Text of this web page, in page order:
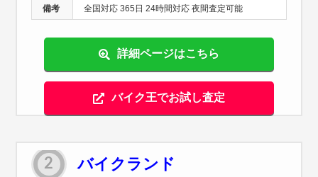
備考 全国対応 365日 24時間対応 夜間査定可能
詳細ページはこちら
バイク王でお試し査定
バイクランド